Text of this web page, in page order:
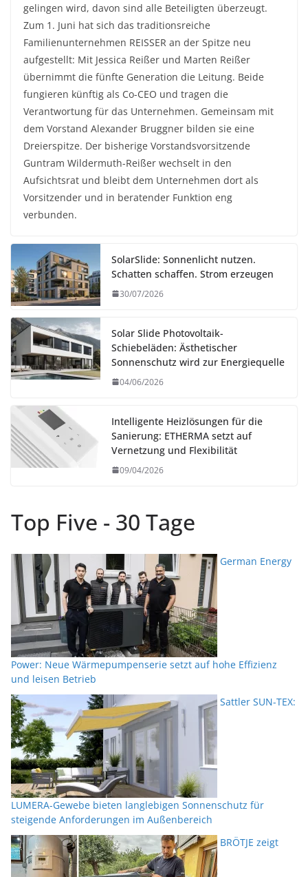
gelingen wird, davon sind alle Beteiligten überzeugt.
Zum 1. Juni hat sich das traditionsreiche
Familienunternehmen REISSER an der Spitze neu
aufgestellt: Mit Jessica Reißer und Marten Reißer
übernimmt die fünfte Generation die Leitung. Beide
fungieren künftig als Co-CEO und tragen die
Verantwortung für das Unternehmen. Gemeinsam mit
dem Vorstand Alexander Bruggner bilden sie eine
Dreierspitze. Der bisherige Vorstandsvorsitzende
Guntram Wildermuth-Reißer wechselt in den
Aufsichtsrat und bleibt dem Unternehmen dort als
Vorsitzender und in beratender Funktion eng
verbunden.
SolarSlide: Sonnenlicht nutzen.
Schatten schaffen. Strom erzeugen
30/07/2026
Solar Slide Photovoltaik-
Schiebeläden: Ästhetischer
Sonnenschutz wird zur Energiequelle
04/06/2026
Intelligente Heizlösungen für die
Sanierung: ETHERMA setzt auf
Vernetzung und Flexibilität
09/04/2026
Top Five - 30 Tage
German Energy
Power: Neue Wärmepumpenserie setzt auf hohe Effizienz
und leisen Betrieb
Sattler SUN-TEX:
LUMERA-Gewebe bieten langlebigen Sonnenschutz für
steigende Anforderungen im Außenbereich
BRÖTJE zeigt